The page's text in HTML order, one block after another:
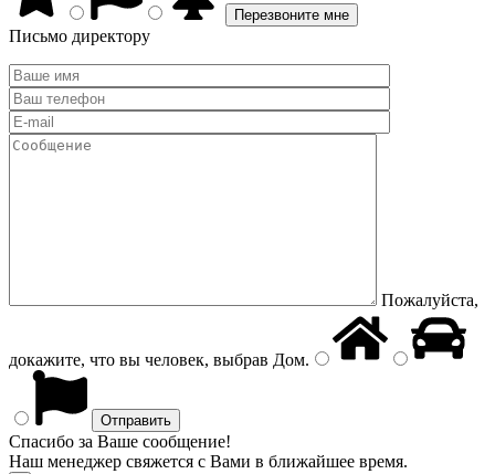
Письмо директору
Пожалуйста,
докажите, что вы человек, выбрав Дом.
Спасибо за Ваше сообщение!
Наш менеджер свяжется с Вами в ближайшее время.